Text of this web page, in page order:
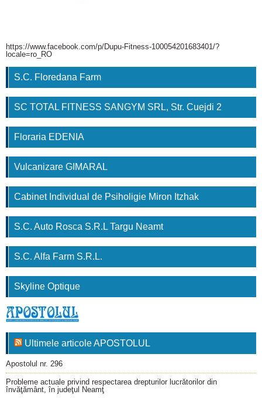
https://www.facebook.com/p/Dupu-Fitness-100054201683401/?
locale=ro_RO
S.C. Floredana Farm
SC TOTAL FITNESS SANGYM SRL, Str. Cuejdi 2
Floraria EDENIA
Vulcanizare GIMARAL
Cabinet Individual de Psiholigie Miron Itzhak
S.C. Auto Rosca S.R.L Targu Neamt
S.C. Alfa Farm S.R.L.
Skyline Optique
Ultimele articole APOSTOLUL
Apostolul nr. 296
Probleme actuale privind respectarea drepturilor lucrătorilor din
învăţământ, în judeţul Neamţ